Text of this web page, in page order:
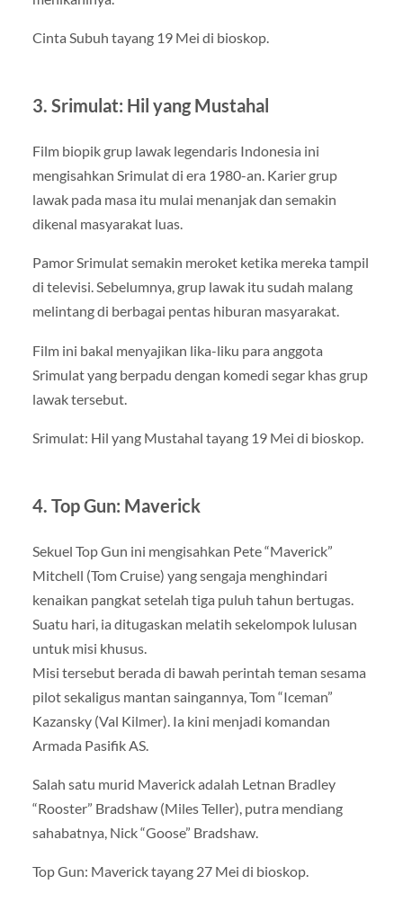
Cinta Subuh tayang 19 Mei di bioskop.
3. Srimulat: Hil yang Mustahal
Film biopik grup lawak legendaris Indonesia ini
mengisahkan Srimulat di era 1980-an. Karier grup
lawak pada masa itu mulai menanjak dan semakin
dikenal masyarakat luas.
Pamor Srimulat semakin meroket ketika mereka tampil
di televisi. Sebelumnya, grup lawak itu sudah malang
melintang di berbagai pentas hiburan masyarakat.
Film ini bakal menyajikan lika-liku para anggota
Srimulat yang berpadu dengan komedi segar khas grup
lawak tersebut.
Srimulat: Hil yang Mustahal tayang 19 Mei di bioskop.
4. Top Gun: Maverick
Sekuel Top Gun ini mengisahkan Pete “Maverick”
Mitchell (Tom Cruise) yang sengaja menghindari
kenaikan pangkat setelah tiga puluh tahun bertugas.
Suatu hari, ia ditugaskan melatih sekelompok lulusan
untuk misi khusus.
Misi tersebut berada di bawah perintah teman sesama
pilot sekaligus mantan saingannya, Tom “Iceman”
Kazansky (Val Kilmer). Ia kini menjadi komandan
Armada Pasifik AS.
Salah satu murid Maverick adalah Letnan Bradley
“Rooster” Bradshaw (Miles Teller), putra mendiang
sahabatnya, Nick “Goose” Bradshaw.
Top Gun: Maverick tayang 27 Mei di bioskop.